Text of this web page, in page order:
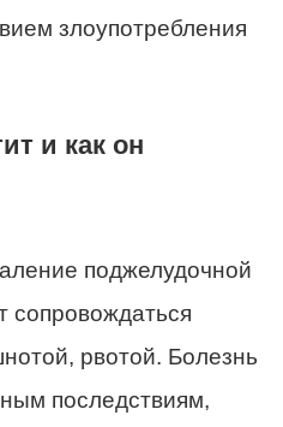
злоупотребления
и как он
поджелудочной
сопровождаться
рвотой. Болезнь
последствиям,